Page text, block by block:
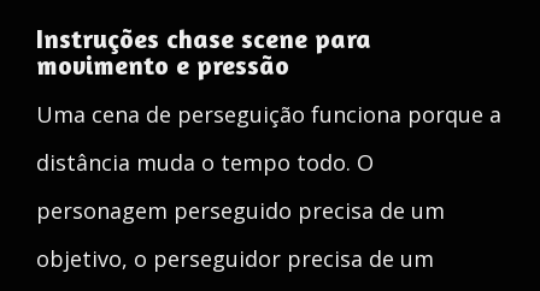
Instruções chase scene para
movimento e pressão
Uma cena de perseguição funciona porque a
distância muda o tempo todo. O
personagem perseguido precisa de um
objetivo, o perseguidor precisa de um